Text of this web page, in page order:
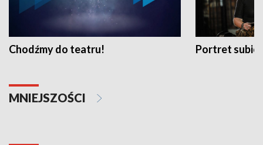
Chodźmy do teatru! Portret
MNIEJSZOŚCI